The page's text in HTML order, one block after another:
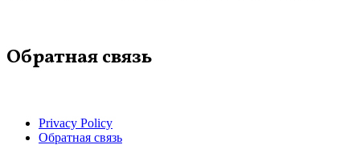
Обратная связь
Privacy Policy
Обратная связь